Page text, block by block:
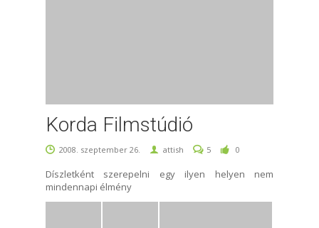
Korda Filmstúdió
2008. szeptember 26. attish 5 0
Díszletként szerepelni egy ilyen helyen nem
mindennapi élmény